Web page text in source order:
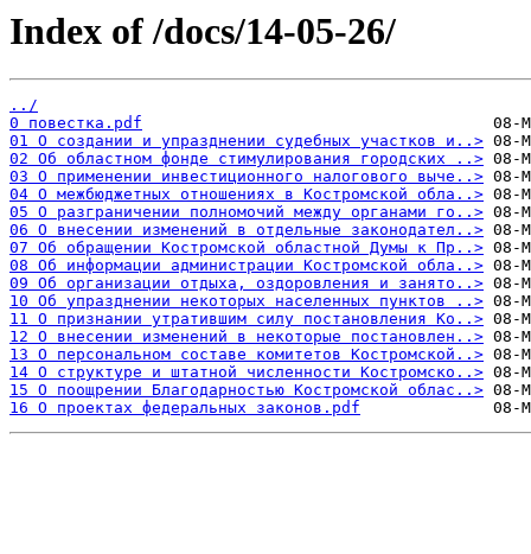
Index of /docs/14-05-26/
../
0 повестка.pdf
01 О создании и упразднении судебных участков и..>
02 Об областном фонде стимулирования городских ..>
03 О применении инвестиционного налогового выче..>
04 О межбюджетных отношениях в Костромской обла..>
05 О разграничении полномочий между органами го..>
06 О внесении изменений в отдельные законодател..>
07 Об обращении Костромской областной Думы к Пр..>
08 Об информации администрации Костромской обла..>
09 Об организации отдыха, оздоровления и занято..>
10 Об упразднении некоторых населенных пунктов ..>
11 О признании утратившим силу постановления Ко..>
12 О внесении изменений в некоторые постановлен..>
13 О персональном составе комитетов Костромской..>
14 О структуре и штатной численности Костромско..>
15 О поощрении Благодарностью Костромской облас..>
16 О проектах федеральных законов.pdf